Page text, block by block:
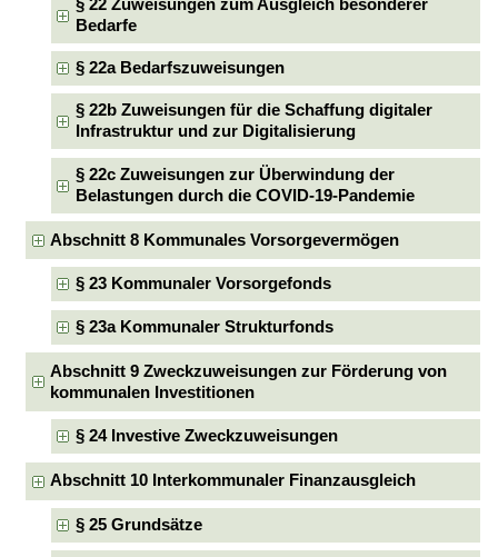
§ 22 Zuweisungen zum Ausgleich besonderer
Bedarfe
§ 22a Bedarfszuweisungen
§ 22b Zuweisungen für die Schaffung digitaler
Infrastruktur und zur Digitalisierung
§ 22c Zuweisungen zur Überwindung der
Belastungen durch die COVID-19-Pandemie
Abschnitt 8 Kommunales Vorsorgevermögen
§ 23 Kommunaler Vorsorgefonds
§ 23a Kommunaler Strukturfonds
Abschnitt 9 Zweckzuweisungen zur Förderung von
kommunalen Investitionen
§ 24 Investive Zweckzuweisungen
Abschnitt 10 Interkommunaler Finanzausgleich
§ 25 Grundsätze